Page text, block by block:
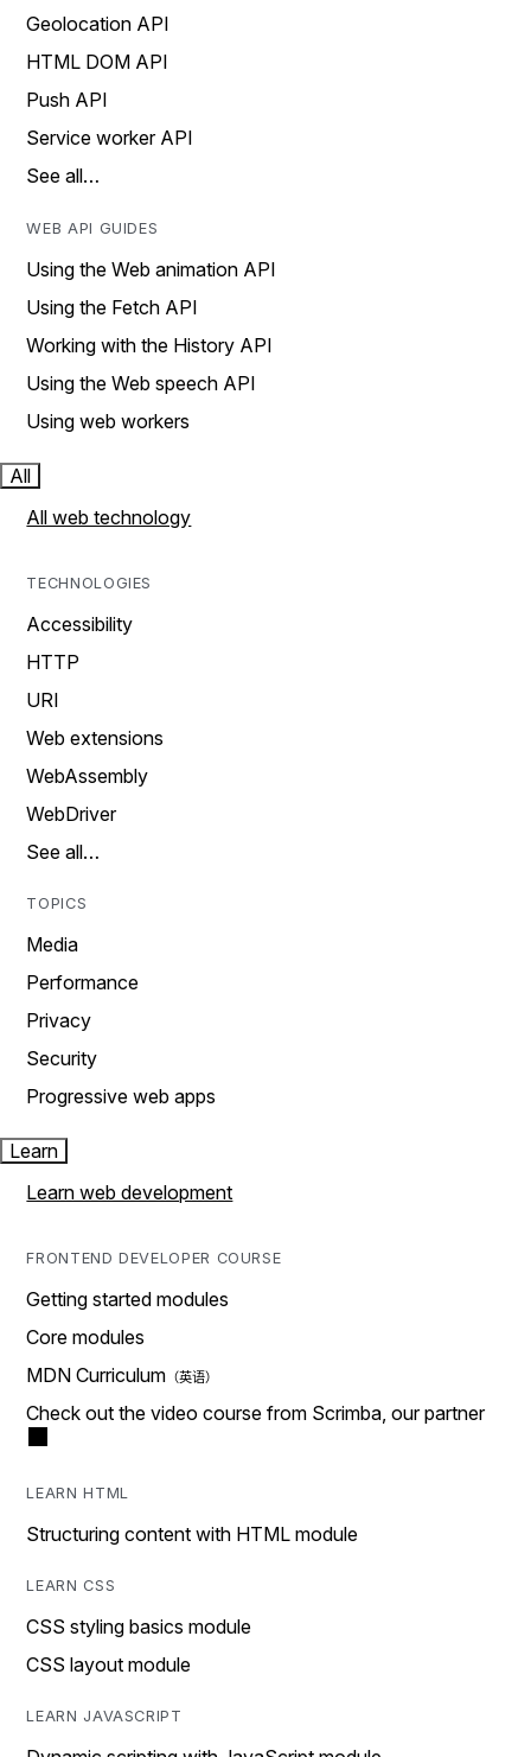
Geolocation API
HTML DOM API
Push API
Service worker API
See all…
WEB API GUIDES
Using the Web animation API
Using the Fetch API
Working with the History API
Using the Web speech API
Using web workers
All
All web technology
TECHNOLOGIES
Accessibility
HTTP
URI
Web extensions
WebAssembly
WebDriver
See all…
TOPICS
Media
Performance
Privacy
Security
Progressive web apps
Learn
Learn web development
FRONTEND DEVELOPER COURSE
Getting started modules
Core modules
MDN Curriculum
Check out the video course from Scrimba, our partner
LEARN HTML
Structuring content with HTML module
LEARN CSS
CSS styling basics module
CSS layout module
LEARN JAVASCRIPT